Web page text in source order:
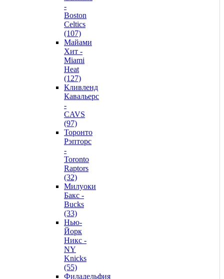
-
Boston
Celtics
(107)
Майами
Хит -
Miami
Heat
(127)
Кливленд
Кавальерс
-
CAVS
(97)
Торонто
Рэпторс
-
Toronto
Raptors
(32)
Милуоки
Бакс -
Bucks
(33)
Нью-
Йорк
Никс -
NY
Knicks
(55)
Филадельфия